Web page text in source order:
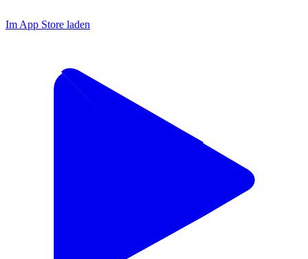
Im App Store laden